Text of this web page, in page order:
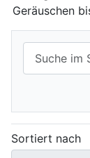
Geräuschen
Sortiert nach